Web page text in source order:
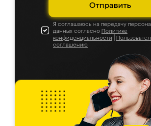
Отправить
Я соглашаюсь на передачу
данных согласно Политике
конфиденциальности
соглашению